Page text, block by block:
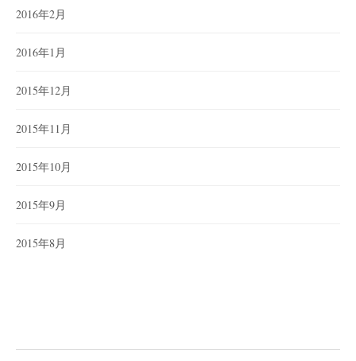
2016年2月
2016年1月
2015年12月
2015年11月
2015年10月
2015年9月
2015年8月